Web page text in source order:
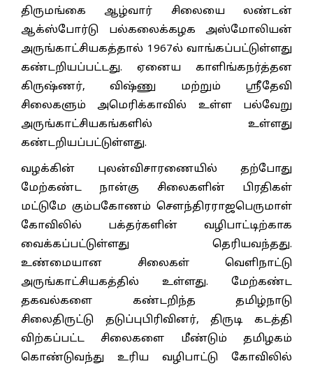
திருமங்கை ஆழ்வார் சிலையை லண்டன்
ஆக்ஸ்போர்டு பல்கலைக்கழக அஸ்மோலியன்
அருங்காட்சியகத்தால் 1967ல் வாங்கப்பட்டுள்ளது
கண்டறியப்பட்டது. ஏனைய காளிங்கநர்த்தன
கிருஷ்ணர், விஷ்ணு மற்றும் ஸ்ரீதேவி
சிலைகளும் அமெரிக்காவில் உள்ள பல்வேறு
அருங்காட்சியகங்களில் உள்ளது
கண்டறியப்பட்டுள்ளது.
வழக்கின் புலன்விசாரணையில் தற்போது
மேற்கண்ட நான்கு சிலைகளின் பிரதிகள்
மட்டுமே கும்பகோணம் சௌந்திரராஜபெருமாள்
கோவிலில் பக்தர்களின் வழிபாட்டிற்காக
வைக்கப்பட்டுள்ளது தெரியவந்தது.
உண்மையான சிலைகள் வெளிநாட்டு
அருங்காட்சியகத்தில் உள்ளது. மேற்கண்ட
தகவல்களை கண்டறிந்த தமிழ்நாடு
சிலைதிருட்டு தடுப்புபிரிவினர், திருடி கடத்தி
விற்கப்பட்ட சிலைகளை மீண்டும் தமிழகம்
கொண்டுவந்து உரிய வழிபாட்டு கோவிலில்